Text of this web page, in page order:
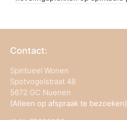
Contact:
Spiritueel Wonen
Spotvogelstraat 48
5672 GC Nuenen
(Alleen op afspraak te bezoeken)